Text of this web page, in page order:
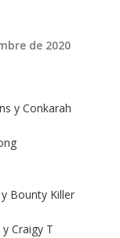
de 2020
y Conkarah
Bounty Killer
Craigy T